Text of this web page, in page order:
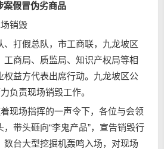
案假冒伪劣商品
销毁
打假总队，市工商联，九龙坡区
工商局、质监局、知识产权局等相
权益方代表出席行动。九龙坡区公
负责现场销毁工作。
场指挥的一声令下，各位与会领
带头砸向“李鬼产品”，宣告销毁行
数台大型挖掘机轰鸣入场，对现场